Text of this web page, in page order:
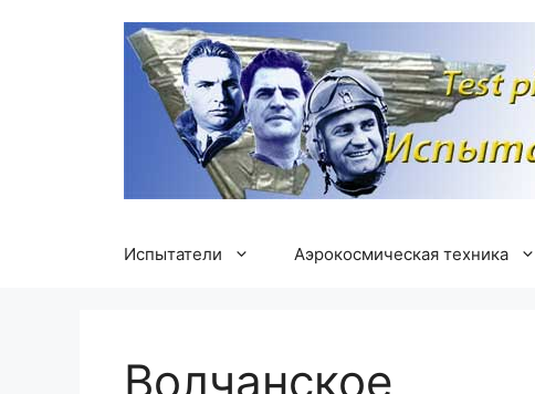
Испытатели Аэрокосмическая техника
Волчанское